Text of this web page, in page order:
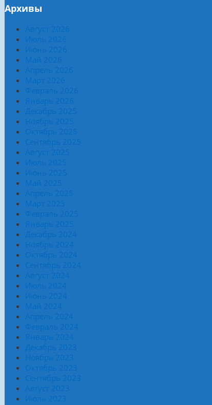
Архивы
Август 2026
Июль 2026
Июнь 2026
Май 2026
Апрель 2026
Март 2026
Февраль 2026
Январь 2026
Декабрь 2025
Ноябрь 2025
Октябрь 2025
Сентябрь 2025
Август 2025
Июль 2025
Июнь 2025
Май 2025
Апрель 2025
Март 2025
Февраль 2025
Январь 2025
Декабрь 2024
Ноябрь 2024
Октябрь 2024
Сентябрь 2024
Август 2024
Июль 2024
Июнь 2024
Май 2024
Апрель 2024
Февраль 2024
Январь 2024
Декабрь 2023
Ноябрь 2023
Октябрь 2023
Сентябрь 2023
Август 2023
Июль 2023